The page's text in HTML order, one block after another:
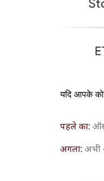
यदि आपके
पहले का:
अगला: अभी